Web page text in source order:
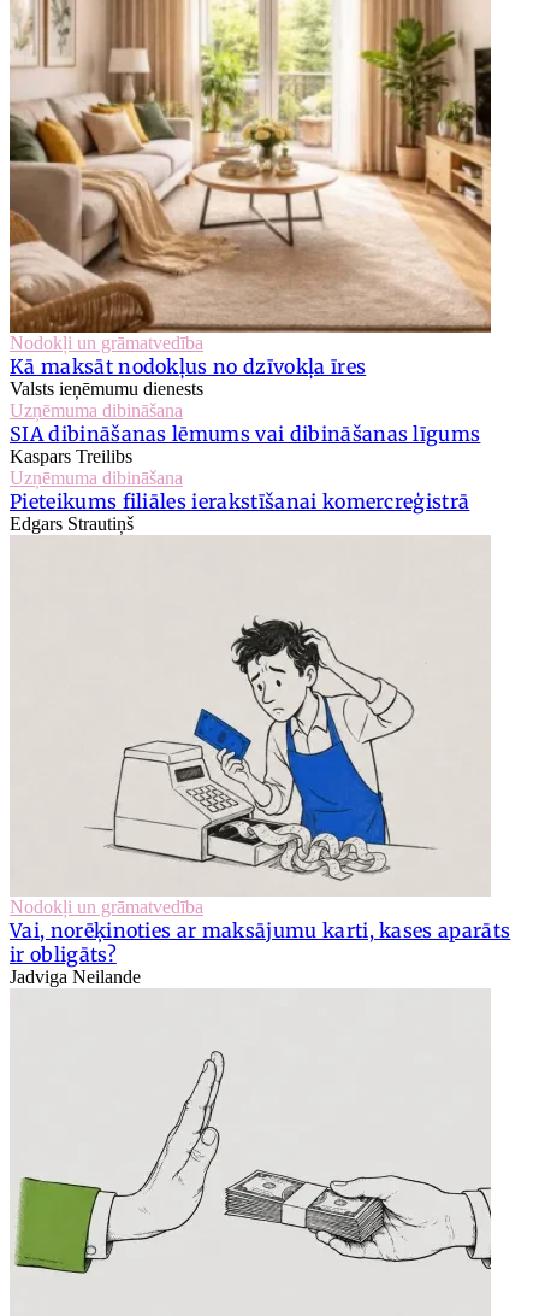
Nodokļi un grāmatvedība
Kā maksāt nodokļus no dzīvokļa īres
Valsts ieņēmumu dienests
Uzņēmuma dibināšana
SIA dibināšanas lēmums vai dibināšanas līgums
Kaspars Treilibs
Uzņēmuma dibināšana
Pieteikums filiāles ierakstīšanai komercreģistrā
Edgars Strautiņš
Nodokļi un grāmatvedība
Vai, norēķinoties ar maksājumu karti, kases aparāts
ir obligāts?
Jadviga Neilande